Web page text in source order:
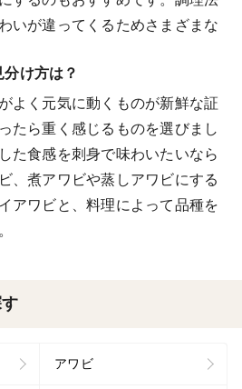
いが違ってくるためさまざまな
け方は？
よく元気に動くものが新鮮な証
たら重く感じるものを選びまし
た食感を刺身で味わいたいなら
、煮アワビや蒸しアワビにする
アワビと、料理によって品種を
アワビ